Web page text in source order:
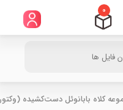
0
کلاه بابانوئل دست‌کشیده